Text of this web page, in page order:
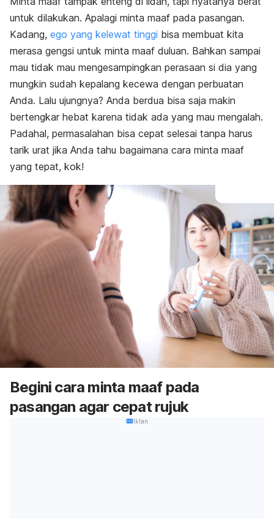
untuk dilakukan. Apalagi minta maaf pada pasangan.
Kadang, ego yang kelewat tinggi bisa membuat kita
merasa gengsi untuk minta maaf duluan. Bahkan sampai
mau tidak mau mengesampingkan perasaan si dia yang
mungkin sudah kepalang kecewa dengan perbuatan
Anda. Lalu ujungnya? Anda berdua bisa saja makin
bertengkar hebat karena tidak ada yang mau mengalah.
Padahal, permasalahan bisa cepat selesai tanpa harus
tarik urat jika Anda tahu bagaimana cara minta maaf
yang tepat, kok!
Begini cara minta maaf pada
pasangan agar cepat rujuk
Iklan